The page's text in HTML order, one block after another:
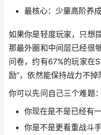
最核心：少量高阶养
如果你是轻度玩家，只想
那最外圈和中间层已经很
问卷，约有67%的玩家在
励”，依然能保持战力不掉
你可以先问自己三个难题：
你现在是不是已经有
你是不是更看重战斗